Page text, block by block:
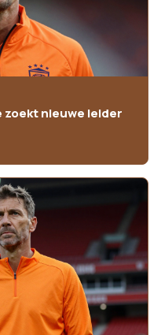
nieuwe leider